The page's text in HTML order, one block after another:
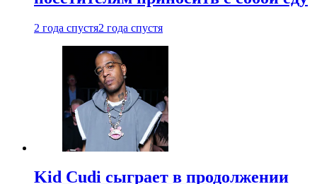
2 года спустя2 года спустя
Kid Cudi сыграет в продолжении